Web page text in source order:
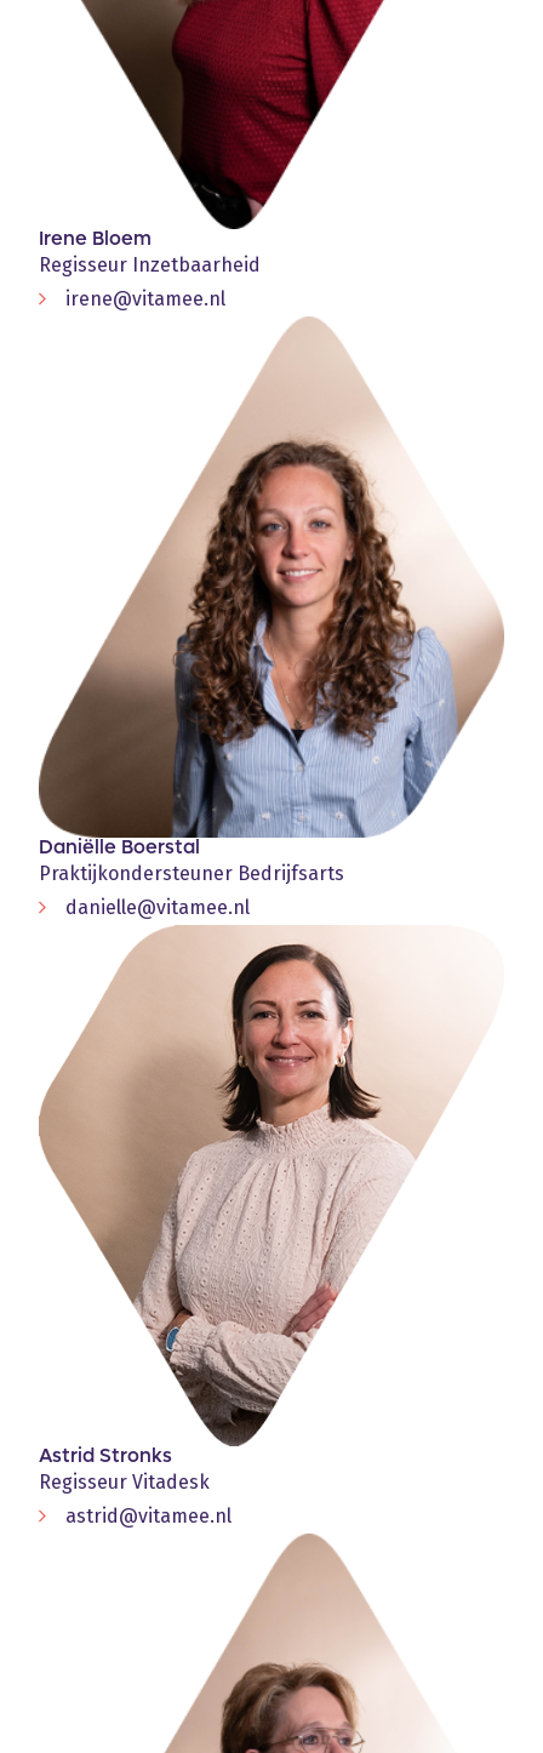
Irene Bloem
Regisseur Inzetbaarheid
irene@vitamee.nl
Daniëlle Boerstal
Praktijkondersteuner Bedrijfsarts
danielle@vitamee.nl
Astrid Stronks
Regisseur Vitadesk
astrid@vitamee.nl